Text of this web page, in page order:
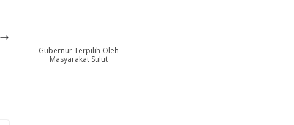
Gubernur Terpilih Oleh
Masyarakat Sulut